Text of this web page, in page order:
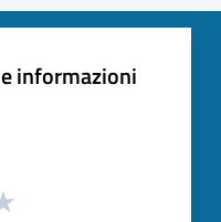
informazioni